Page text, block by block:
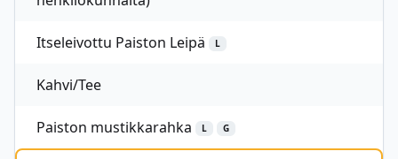
Itseleivottu Paiston Leipä L
Kahvi/Tee
Paiston mustikkarahka L G